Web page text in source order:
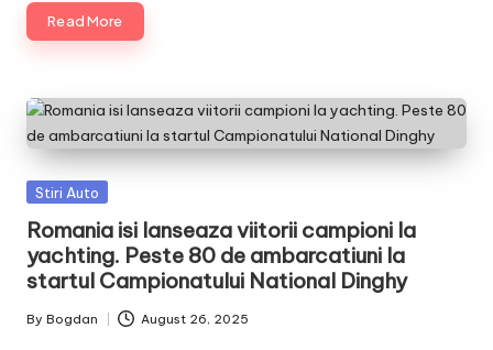
Read More
Posted
Stiri Auto
Romania isi lanseaza viitorii campioni la
yachting. Peste 80 de ambarcatiuni la
startul Campionatului National Dinghy
Posted
By Bogdan August 26, 2025